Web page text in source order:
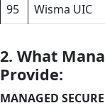
95
Wisma UIC
2. What
Provide:
MANAGED